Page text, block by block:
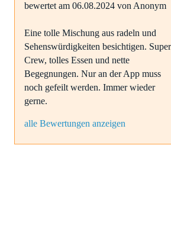
bewertet am 06.08.2024 von Anonym
Eine tolle Mischung aus radeln und
Sehenswürdigkeiten besichtigen. Super
Crew, tolles Essen und nette
Begegnungen. Nur an der App muss
noch gefeilt werden. Immer wieder
gerne.
alle Bewertungen anzeigen